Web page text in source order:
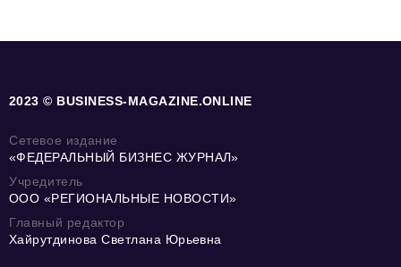
2023 © BUSINESS-MAGAZINE.ONLINE
Сетевое издание
«ФЕДЕРАЛЬНЫЙ БИЗНЕС ЖУРНАЛ»
Учредитель
ООО «РЕГИОНАЛЬНЫЕ НОВОСТИ»
Главный редактор
Хайрутдинова Светлана Юрьевна